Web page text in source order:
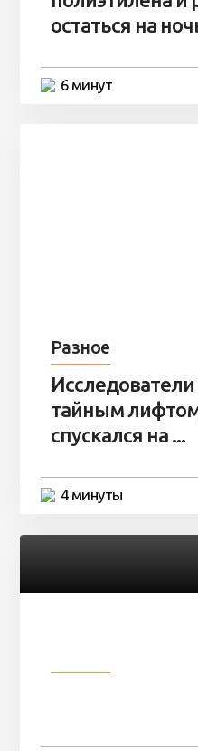
остаться на
6 минут
Разное
тайным
спускался на ...
4 минуты